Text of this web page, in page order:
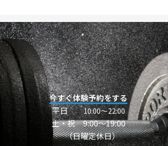
今すぐ体験予約をする
平日10:00〜22:00
土・祝 9:00～19:00
（日曜定休日）